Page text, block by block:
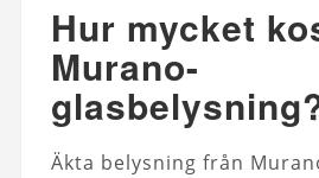
Hur mycket
Murano-
Äkta belysning från